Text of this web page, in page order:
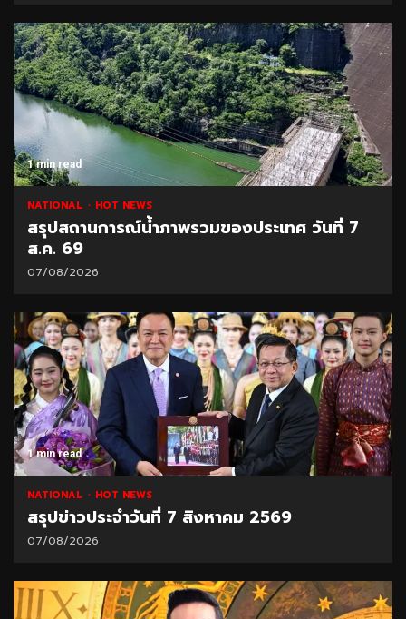
1 min read
NATIONAL HOT NEWS
สรุปสถานการณ์น้ำภาพรวมของประเทศ วันที่ 7
ส.ค. 69
07/08/2026
1 min read
NATIONAL HOT NEWS
สรุปข่าวประจำวันที่ 7 สิงหาคม 2569
07/08/2026